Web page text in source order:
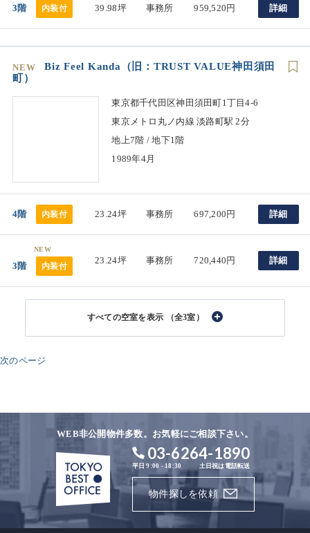
3階 内装付 39.98坪 事務所 959,520円 詳細
NEW
Biz Feel Kanda（旧：TRUST VALUE神田須田
町）
東京都千代田区神田須田町1丁目4-6
東京メトロ丸ノ内線 淡路町駅 2分
地上7階 / 地下1階
1989年4月
4階 内装付 23.24坪 事務所 697,200円 詳細
NEW
3階 内装付
23.24坪 事務所 720,440円 詳細
（全3室）
次のページ
WEB非公開物件多数。お気軽にご相談下さい。
03-6264-1890
平日 9:00 - 18:30 土日祝は電話転送
物件探しを依頼